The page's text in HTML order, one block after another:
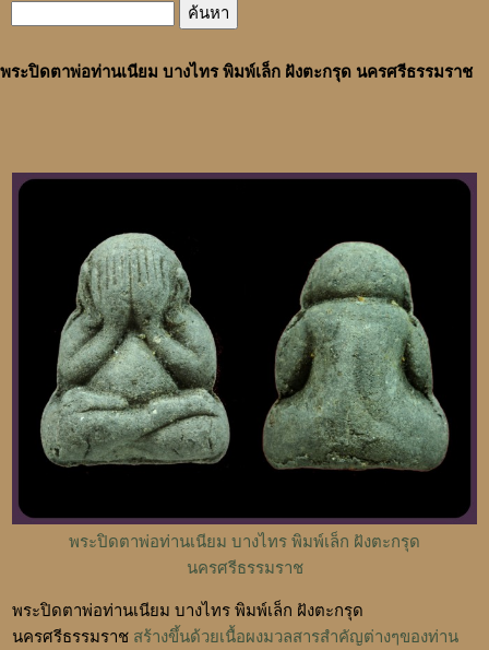
พระปิดตาพ่อท่านเนียม บางไทร พิมพ์เล็ก ฝังตะกรุด นครศรีธรรมราช
พระปิดตาพ่อท่านเนียม บางไทร พิมพ์เล็ก ฝังตะกรุด
นครศรีธรรมราช
พระปิดตาพ่อท่านเนียม บางไทร พิมพ์เล็ก ฝังตะกรุด
นครศรีธรรมราช สร้างขึ้นด้วยเนื้อผงมวลสารสำคัญต่างๆของท่าน